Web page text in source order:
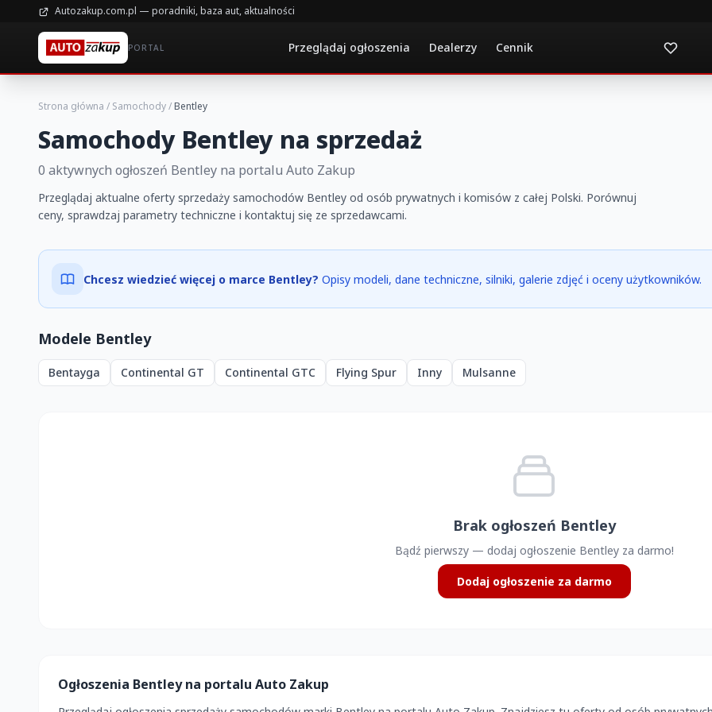
Autozakup.com.pl — poradniki, baza aut, aktualności
PORTAL Przeglądaj ogłoszenia Dealerzy Cennik
Strona główna / Samochody/Bentley
Samochody Bentley na sprzedaż
0 aktywnych ogłoszeń Bentley na portalu Auto Zakup
Przeglądaj aktualne oferty sprzedaży samochodów Bentley od osób prywatnych i komisów z całej Polski. Porównuj
ceny, sprawdzaj parametry techniczne i kontaktuj się ze sprzedawcami.
Chcesz wiedzieć więcej o marce Bentley? Opisy modeli, dane techniczne, silniki, galerie zdjęć i oceny użytkowników.
Modele Bentley
Bentayga Continental GT Continental GTC Flying Spur Inny Mulsanne
Brak ogłoszeń Bentley
Bądź pierwszy — dodaj ogłoszenie Bentley za darmo!
Dodaj ogłoszenie za darmo
Ogłoszenia Bentley na portalu Auto Zakup